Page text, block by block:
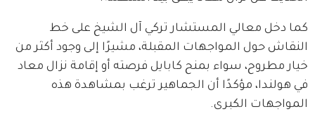
كما دخل معالي المستشار تركي آل الشيخ على خط
النقاش حول المواجهات المقبلة، مشيرًا إلى وجود أكثر من
خيار مطروح، سواء بمنح كابايل فرصته أو إقامة نزال معاد
في هولندا، مؤكدًا أن الجماهير ترغب بمشاهدة هذه
المواجهات الكبرى.